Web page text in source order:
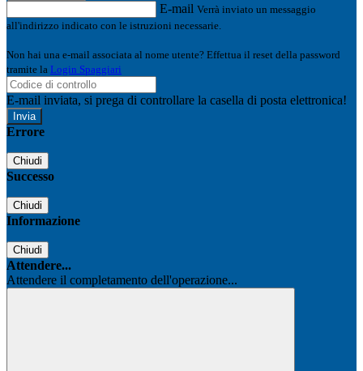
E-mail Verrà inviato un messaggio
all'indirizzo indicato con le istruzioni necessarie.
Non hai una e-mail associata al nome utente? Effettua il reset della password
tramite la Login Spaggiari
E-mail inviata, si prega di controllare la casella di posta elettronica!
Errore
Chiudi
Successo
Chiudi
Informazione
Chiudi
Attendere...
Attendere il completamento dell'operazione...